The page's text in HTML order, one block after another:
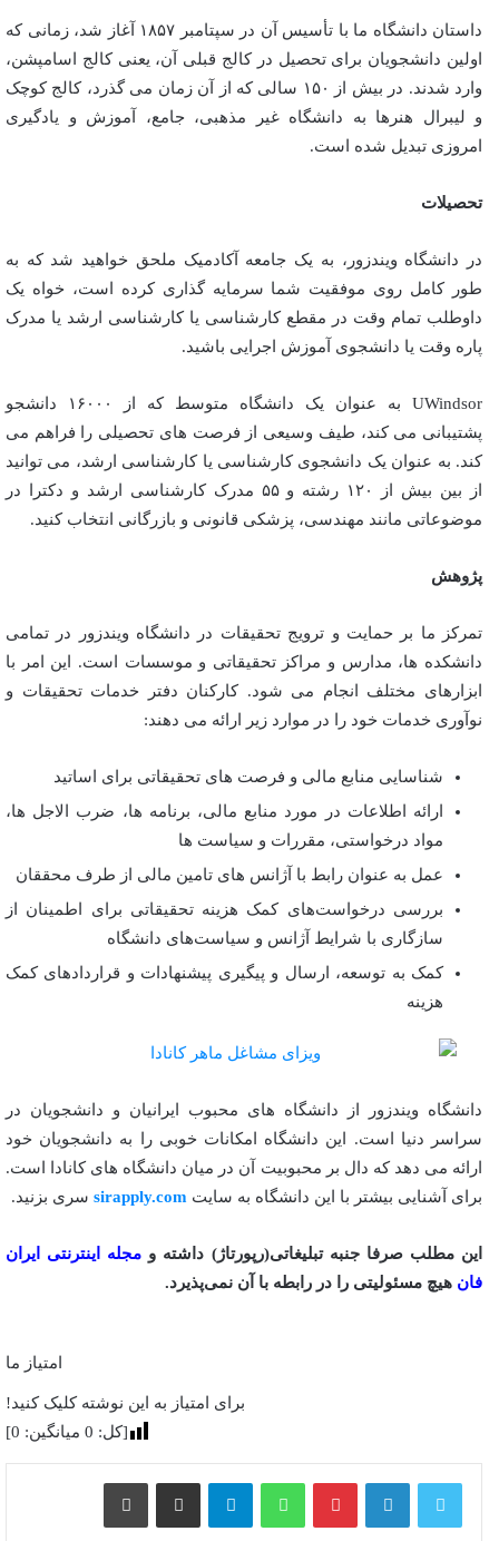
داستان دانشگاه ما با تأسیس آن در سپتامبر ۱۸۵۷ آغاز شد، زمانی که
اولین دانشجویان برای تحصیل در کالج قبلی آن، یعنی کالج اسامپشن،
وارد شدند. در بیش از ۱۵۰ سالی که از آن زمان می گذرد، کالج کوچک
و لیبرال هنرها به دانشگاه غیر مذهبی، جامع، آموزش و یادگیری
امروزی تبدیل شده است.
تحصیلات
در دانشگاه ویندزور، به یک جامعه آکادمیک ملحق خواهید شد که به
طور کامل روی موفقیت شما سرمایه گذاری کرده است، خواه یک
داوطلب تمام وقت در مقطع کارشناسی یا کارشناسی ارشد یا مدرک
پاره وقت یا دانشجوی آموزش اجرایی باشید.
UWindsor به عنوان یک دانشگاه متوسط که از ۱۶۰۰۰ دانشجو
پشتیبانی می کند، طیف وسیعی از فرصت های تحصیلی را فراهم می
کند. به عنوان یک دانشجوی کارشناسی یا کارشناسی ارشد، می توانید
از بین بیش از ۱۲۰ رشته و ۵۵ مدرک کارشناسی ارشد و دکترا در
موضوعاتی مانند مهندسی، پزشکی قانونی و بازرگانی انتخاب کنید.
پژوهش
تمرکز ما بر حمایت و ترویج تحقیقات در دانشگاه ویندزور در تمامی
دانشکده ها، مدارس و مراکز تحقیقاتی و موسسات است. این امر با
ابزارهای مختلف انجام می شود. کارکنان دفتر خدمات تحقیقات و
نوآوری خدمات خود را در موارد زیر ارائه می دهند:
شناسایی منابع مالی و فرصت های تحقیقاتی برای اساتید
ارائه اطلاعات در مورد منابع مالی، برنامه ها، ضرب الاجل ها،
مواد درخواستی، مقررات و سیاست ها
عمل به عنوان رابط با آژانس های تامین مالی از طرف محققان
بررسی درخواست‌های کمک هزینه تحقیقاتی برای اطمینان از
سازگاری با شرایط آژانس و سیاست‌های دانشگاه
کمک به توسعه، ارسال و پیگیری پیشنهادات و قراردادهای کمک
هزینه
دانشگاه ویندزور از دانشگاه های محبوب ایرانیان و دانشجویان در
سراسر دنیا است. این دانشگاه امکانات خوبی را به دانشجویان خود
ارائه می دهد که دال بر محبوبیت آن در میان دانشگاه های کانادا است.
برای آشنایی بیشتر با این دانشگاه به سایت sirapply.com سری بزنید.
این مطلب صرفا جنبه تبلیغاتی(رپورتاژ) داشته و مجله اینترنتی ایران
فان هیچ مسئولیتی را در رابطه با آن نمی‌پذیرد.
امتیاز ما
برای امتیاز به این نوشته کلیک کنید!
[کل: 0 میانگین: 0
]
پینترست واتس آپ تلگرام اشتراک گذاری از طریق ایمیل